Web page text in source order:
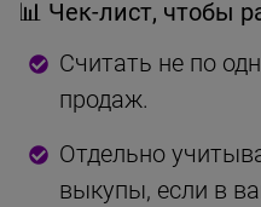
📊 Чек-лист, чтобы
Считать не по
продаж.
Отдельно
выкупы, если в